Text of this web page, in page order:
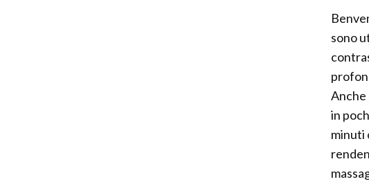
sono
Anche
in
minuti